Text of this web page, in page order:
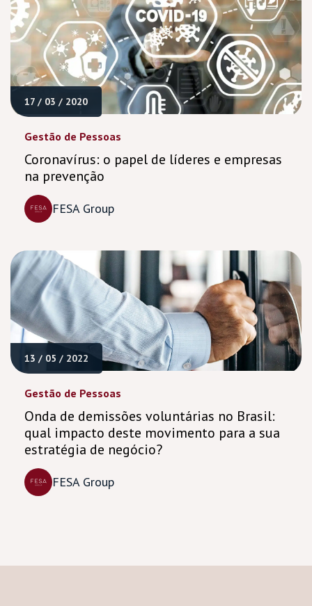
17 / 03 / 2020
Gestão de Pessoas
Coronavírus: o papel de líderes e empresas
na prevenção
FESA Group
13 / 05 / 2022
Gestão de Pessoas
Onda de demissões voluntárias no Brasil:
qual impacto deste movimento para a sua
estratégia de negócio?
FESA Group